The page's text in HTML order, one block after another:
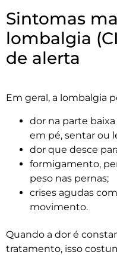
Sintomas
lombalgia
de alerta
Em geral, a lombalgia
dor na parte
em pé, sentar ou
dor que desce
formigamento,
peso nas pernas;
crises agudas
movimento.
Quando a dor é
tratamento, isso